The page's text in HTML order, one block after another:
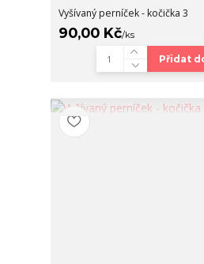
Vyšívaný perníček - kočička 3
90,00 Kč/ks
Přidat